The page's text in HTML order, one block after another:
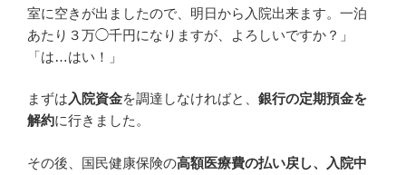
室に空きが出ましたので、明日から入院出来ます。一泊
あたり３万◯千円になりますが、よろしいですか？」
「は…はい！」
まずは 入院資金を調達しなければと、 銀行の定期預金を
解約に行きました。
その後、国民健康保険の高額医療費の払い戻し、入院中